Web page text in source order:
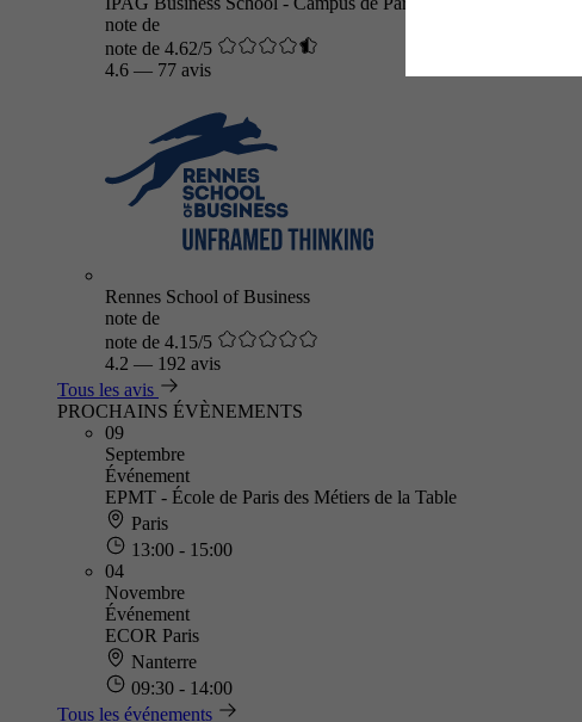
note de
note de 4.62/5
4.6 — 77 avis
Rennes School of Business
note de
note de 4.15/5
4.2 — 192 avis
Tous les avis
PROCHAINS ÉVÈNEMENTS
09
Septembre
Événement
EPMT - École de Paris des Métiers de la Table
Paris
13:00 - 15:00
04
Novembre
Événement
ECOR Paris
Nanterre
09:30 - 14:00
Tous les événements